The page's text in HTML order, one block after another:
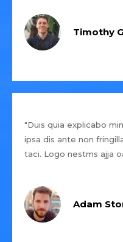
Timothy
"Duis quia explicabo
ipsa dis ante non
taci. Logo nestms ajja
Adam